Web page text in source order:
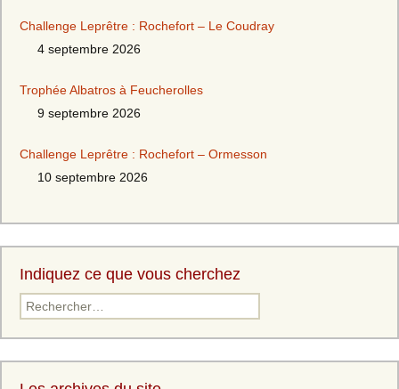
Challenge Leprêtre : Rochefort – Le Coudray
4 septembre 2026
Trophée Albatros à Feucherolles
9 septembre 2026
Challenge Leprêtre : Rochefort – Ormesson
10 septembre 2026
Indiquez ce que vous cherchez
Rechercher :